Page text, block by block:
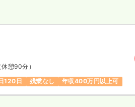
休憩90分）
120日 残業なし 年収400万円以上可